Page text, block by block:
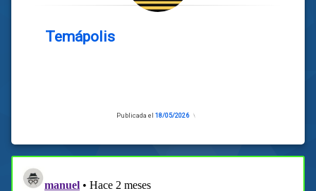
Temápolis
Publicada el 18/05/2026